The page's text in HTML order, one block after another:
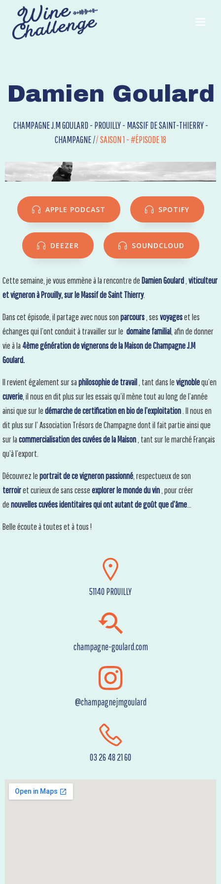
Damien Goulard
CHAMPAGNE J.M GOULARD - PROUILLY - MASSIF DE SAINT-THIERRY -
CHAMPAGNE //SAISON 1 - #ÉPISODE 18
APPLE PODCAST SPOTIFY
DEEZER SOUNDCLOUD
Cette semaine, je vous emmène à la rencontre de Damien Goulard,viticulteur
et vigneron à Prouilly, sur le Massif de Saint Thierry.
Dans cet épisode, il partage avec nous sonparcours, sesvoyageset les
échanges qui l’ont conduit à travailler sur le domaine familial, afin de donner
vie à la 4ème génération de vignerons de la Maison de Champagne J.M
Goulard.
Il revient également sur saphilosophie de travail, tant dans levignoblequ’en
cuverie, il nous en dit plus sur les essais qu’il mène tout au long de l’année
ainsi que sur ledémarche de certification en bio de l’exploitation. Il nous en
dit plus sur l’Association Trésors de Champagnedont il fait partie ainsi que
sur lacommercialisation des cuvées de la Maison, tant sur le marché Français
qu’à l’export.
Découvrez leportrait de ce vigneron passionné, respectueux de son
terroiret curieux de sans cesseexplorer le monde du vin, pour créer
denouvelles cuvées identitaires qui ont autant de goût que d’âme…
Belle écoute à toutes et à tous !
51140 PROUILLY
champagne-goulard.com
@champagnejmgoulard
03 26 48 21 60